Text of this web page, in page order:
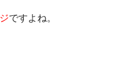
ですよね。